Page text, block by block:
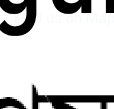
Find us on